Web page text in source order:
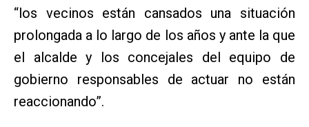
“los vecinos están cansados una situación
prolongada a lo largo de los años y ante la que
el alcalde y los concejales del equipo de
gobierno responsables de actuar no están
reaccionando”.